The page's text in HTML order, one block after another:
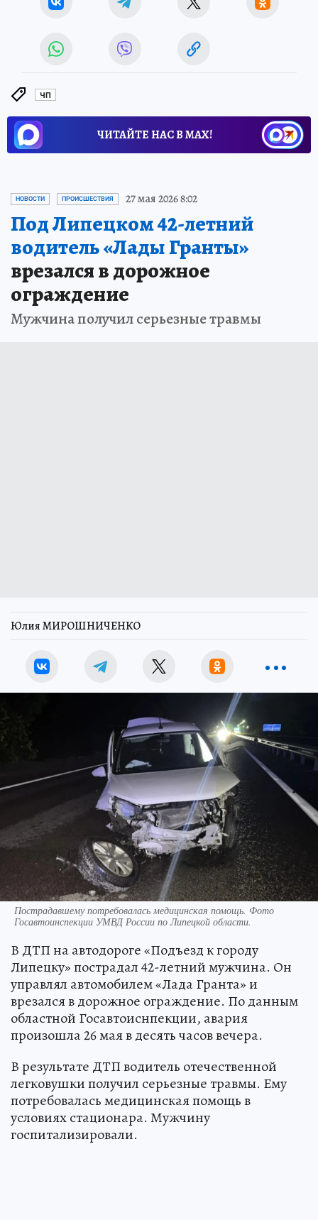
ЧП
ЧИТАЙТЕ НАС В МАХ!
НОВОСТИ ПРОИСШЕСТВИЯ 27 мая 2026 8:02
Под Липецком 42-летний
водитель «Лады Гранты»
врезался в дорожное
ограждение
Мужчина получил серьезные травмы
Юлия МИРОШНИЧЕНКО
Пострадавшему потребовалась медицинская помощь. Фото
Госавтоинспекции УМВД России по Липецкой области.
В ДТП на автодороге «Подъезд к городу
Липецку» пострадал 42-летний мужчина. Он
управлял автомобилем «Лада Гранта» и
врезался в дорожное ограждение. По данным
областной Госавтоиснпекции, авария
произошла 26 мая в десять часов вечера.
В результате ДТП водитель отечественной
легковушки получил серьезные травмы. Ему
потребовалась медицинская помощь в
условиях стационара. Мужчину
госпитализировали.